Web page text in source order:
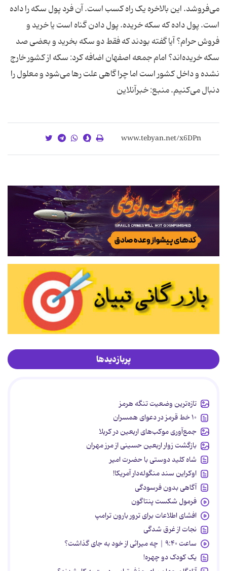
می‌فروشد. این بالاخره یک راه کسب است. آن فرد پول سکه را داده
است. پول داده که سکه خریده. پول دادن گناه است یا خرید و
فروش حرام؟ آیا گفته بودند که فقط دو سکه بخرید و بعضی صد
سکه خریده‌اند؟ امام جمعه اصفهان اضافه کرد: سکه از کشور خارج
نشده و داخل کشور است اما چرا گاهی علت رها می‌شود و معلول را
دنبال می‌کنیم. منبع: خبرآنلاین
پربازدیدها
تازه‌ترین وضعیت تنگه هرمز
۱۰ خط قرمز در دعوای همسران
جمع‌آوری موکب‌های اربعین در کربلا
بازگشت زوار اربعین حسینی از مرز مهران
شاه کلید دوستی با حضرت امیر
اوکراین سند منگوله‌دار آمریکا!
آگاهی بدون فرسودگی
فرمول شکست پنتاگون
افشای اطلاعات برای ترور بارون ترامپ
نجات از غرق شدگی
ساعت ۹:۴۰ | چه میراثی از خود به جای گذاشت؟
یک کودک دو چهره!